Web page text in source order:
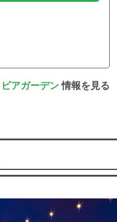
ビアガーデン情報を見る